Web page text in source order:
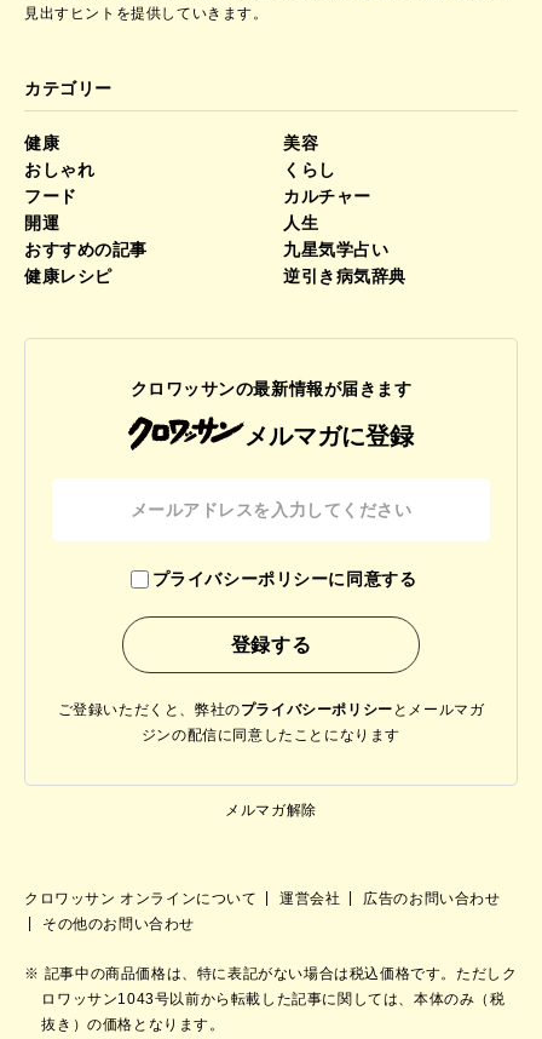
見出すヒントを提供していきます。
カテゴリー
健康
美容
おしゃれ
くらし
フード
カルチャー
開運
人生
おすすめの記事
九星気学占い
健康レシピ
逆引き病気辞典
クロワッサンの最新情報が届きます
メルマガに登録
プライバシーポリシーに同意する
ご登録いただくと、弊社のプライバシーポリシー と メールマガ
ジンの配信に同意したことになります
メルマガ解除
クロワッサン オンラインについて 運営会社
広告のお問い合わせ
その他のお問い合わせ
記事中の商品価格は、特に表記がない場合は税込価格です。ただしク
ロワッサン1043号以前から転載した記事に関しては、本体のみ（税
抜き）の価格となります。